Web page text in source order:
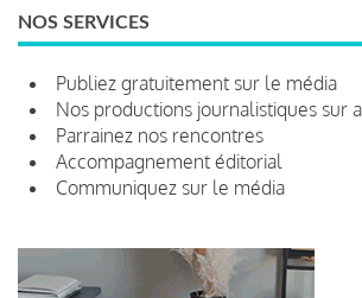
NOS SERVICES
Publiez gratuitement sur le média
Nos productions journalistiques sur
Parrainez nos rencontres
Accompagnement éditorial
Communiquez sur le média